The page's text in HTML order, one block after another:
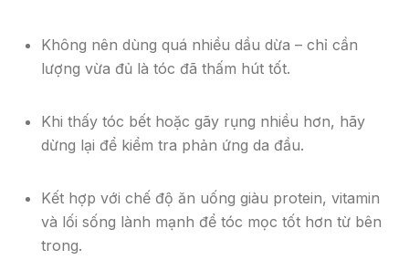
Không nên dùng quá nhiều dầu dừa – chỉ cần
lượng vừa đủ là tóc đã thấm hút tốt.
Khi thấy tóc bết hoặc gãy rụng nhiều hơn, hãy
dừng lại để kiểm tra phản ứng da đầu.
Kết hợp với chế độ ăn uống giàu protein, vitamin
và lối sống lành mạnh để tóc mọc tốt hơn từ bên
trong.